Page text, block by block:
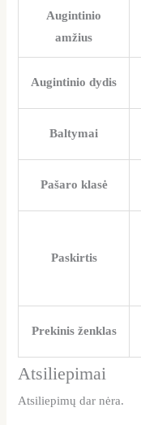
Augintinio
amžius
Augintinio dydis
Baltymai
Pašaro klasė
Paskirtis
Prekinis ženklas
Atsiliepimai
Atsiliepimų dar nėra.